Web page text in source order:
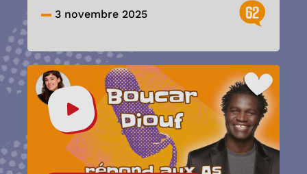
3 novembre 2025 62